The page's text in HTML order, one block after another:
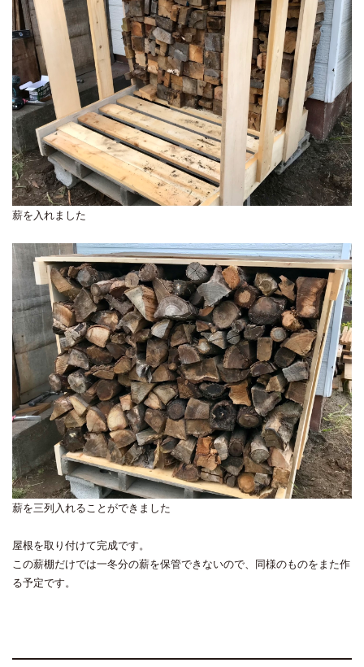
薪を入れました
薪を三列入れることができました
屋根を取り付けて完成です。
この薪棚だけでは一冬分の薪を保管できないので、同様のものをまた作
る予定です。